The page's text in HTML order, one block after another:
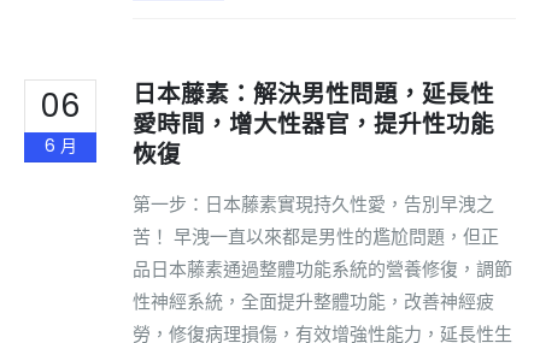
06
6 月
日本藤素：解決男性問題，延長性
愛時間，增大性器官，提升性功能
恢復
第一步：日本藤素實現持久性愛，告別早洩之
苦！ 早洩一直以來都是男性的尷尬問題，但正
品日本藤素通過整體功能系統的營養修復，調節
性神經系統，全面提升整體功能，改善神經疲
勞，修復病理損傷，有效增強性能力，延長性生